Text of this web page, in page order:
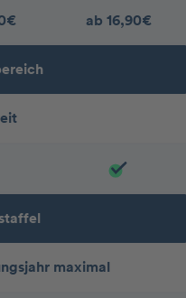
ab 16,90€
maximal